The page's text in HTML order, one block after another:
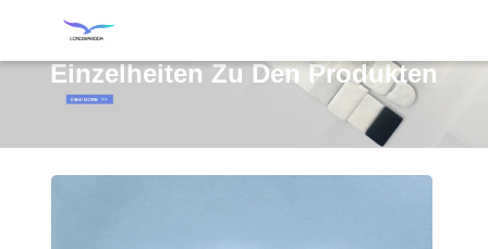
Einzelheiten Zu Den Produkten